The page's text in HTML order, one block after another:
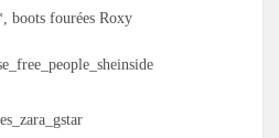
boots fourées Roxy